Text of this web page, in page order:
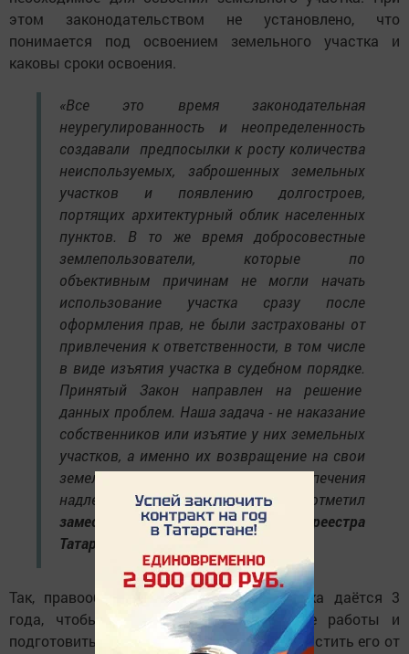
этом законодательством не установлено, что
понимается под освоением земельного участка и
каковы сроки освоения.
«Все это время законодательная
неурегулированность и неопределенность
создавали предпосылки к росту количества
неиспользуемых, заброшенных земельных
участков и появлению долгостроев,
портящих архитектурный облик населенных
пунктов. В то же время добросовестные
землепользователи, которые по
объективным причинам не могли начать
использование участка сразу после
оформления прав, не были застрахованы от
привлечения к ответственности, в том числе
в виде изъятия участка в судебном порядке.
Принятый Закон направлен на решение
данных проблем. Наша задача - не наказание
собственников или изъятие у них земельных
участков, а именно их возвращение на свои
земельные участки для обеспечения
надлежащего использования», - отметил
заместитель руководителя Росреестра
Татарстана Линар Гатин.
Так, правообладателю земельного участка даётся 3
года, чтобы провести все необходимые работы и
подготовить участок к использованию (очистить его от